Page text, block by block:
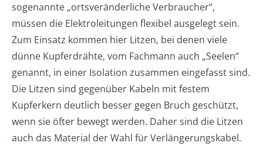
sogenannte „ortsveränderliche Verbraucher“,
müssen die Elektroleitungen flexibel ausgelegt sein.
Zum Einsatz kommen hier Litzen, bei denen viele
dünne Kupferdrähte, vom Fachmann auch „Seelen“
genannt, in einer Isolation zusammen eingefasst sind.
Die Litzen sind gegenüber Kabeln mit festem
Kupferkern deutlich besser gegen Bruch geschützt,
wenn sie öfter bewegt werden. Daher sind die Litzen
auch das Material der Wahl für Verlängerungskabel.